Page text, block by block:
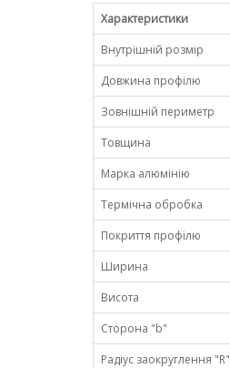
Характеристики
Внутрішній розмір
Довжина профілю
Зовнішній периметр
Товщина
Марка алюмінію
Термічна обробка
Покриття профілю
Ширина
Висота
Сторона "b"
Радіус заокруглення "R"